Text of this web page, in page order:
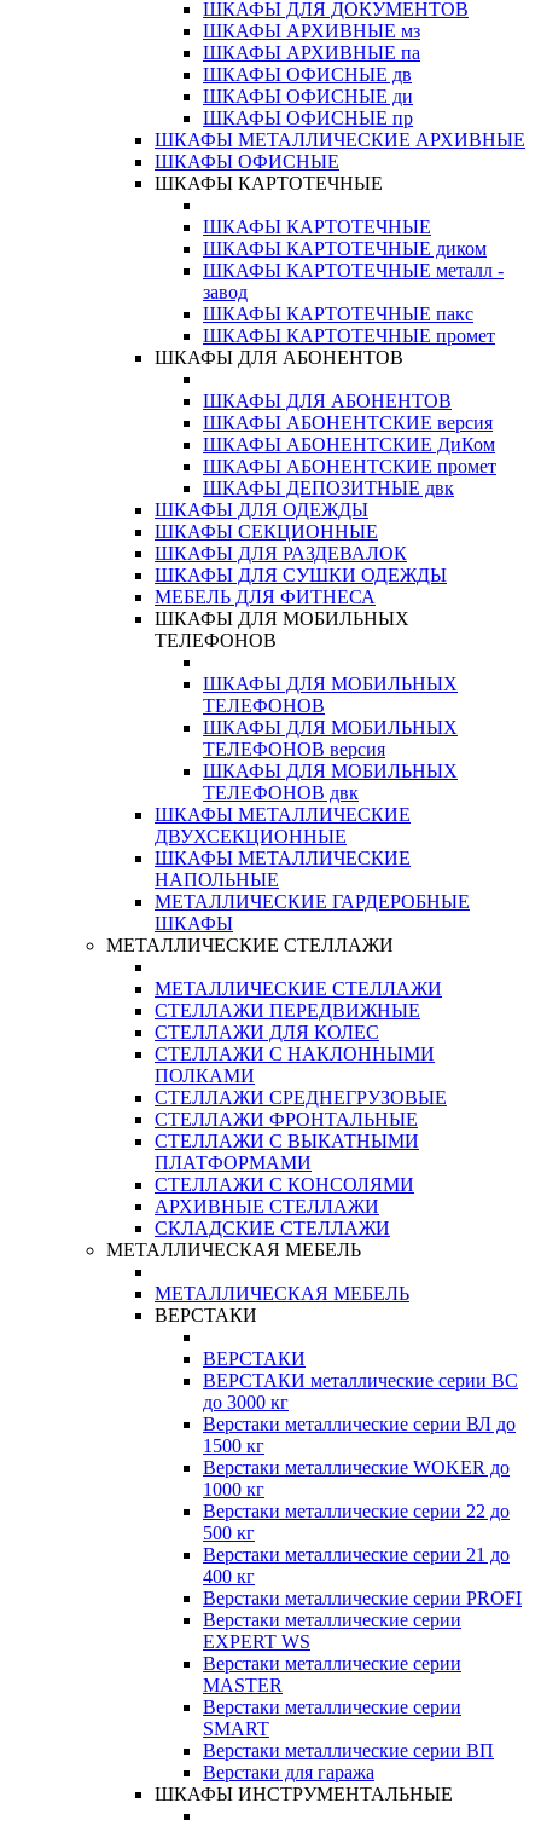
ШКАФЫ ДЛЯ ДОКУМЕНТОВ
ШКАФЫ АРХИВНЫЕ мз
ШКАФЫ АРХИВНЫЕ па
ШКАФЫ ОФИСНЫЕ дв
ШКАФЫ ОФИСНЫЕ ди
ШКАФЫ ОФИСНЫЕ пр
ШКАФЫ МЕТАЛЛИЧЕСКИЕ АРХИВНЫЕ
ШКАФЫ ОФИСНЫЕ
ШКАФЫ КАРТОТЕЧНЫЕ
ШКАФЫ КАРТОТЕЧНЫЕ
ШКАФЫ КАРТОТЕЧНЫЕ диком
ШКАФЫ КАРТОТЕЧНЫЕ металл -
завод
ШКАФЫ КАРТОТЕЧНЫЕ пакс
ШКАФЫ КАРТОТЕЧНЫЕ промет
ШКАФЫ ДЛЯ АБОНЕНТОВ
ШКАФЫ ДЛЯ АБОНЕНТОВ
ШКАФЫ АБОНЕНТСКИЕ версия
ШКАФЫ АБОНЕНТСКИЕ ДиКом
ШКАФЫ АБОНЕНТСКИЕ промет
ШКАФЫ ДЕПОЗИТНЫЕ двк
ШКАФЫ ДЛЯ ОДЕЖДЫ
ШКАФЫ СЕКЦИОННЫЕ
ШКАФЫ ДЛЯ РАЗДЕВАЛОК
ШКАФЫ ДЛЯ СУШКИ ОДЕЖДЫ
МЕБЕЛЬ ДЛЯ ФИТНЕСА
ШКАФЫ ДЛЯ МОБИЛЬНЫХ
ТЕЛЕФОНОВ
ШКАФЫ ДЛЯ МОБИЛЬНЫХ
ТЕЛЕФОНОВ
ШКАФЫ ДЛЯ МОБИЛЬНЫХ
ТЕЛЕФОНОВ версия
ШКАФЫ ДЛЯ МОБИЛЬНЫХ
ТЕЛЕФОНОВ двк
ШКАФЫ МЕТАЛЛИЧЕСКИЕ
ДВУХСЕКЦИОННЫЕ
ШКАФЫ МЕТАЛЛИЧЕСКИЕ
НАПОЛЬНЫЕ
МЕТАЛЛИЧЕСКИЕ ГАРДЕРОБНЫЕ
ШКАФЫ
МЕТАЛЛИЧЕСКИЕ СТЕЛЛАЖИ
МЕТАЛЛИЧЕСКИЕ СТЕЛЛАЖИ
СТЕЛЛАЖИ ПЕРЕДВИЖНЫЕ
СТЕЛЛАЖИ ДЛЯ КОЛЕС
СТЕЛЛАЖИ С НАКЛОННЫМИ
ПОЛКАМИ
СТЕЛЛАЖИ СРЕДНЕГРУЗОВЫЕ
СТЕЛЛАЖИ ФРОНТАЛЬНЫЕ
СТЕЛЛАЖИ С ВЫКАТНЫМИ
ПЛАТФОРМАМИ
СТЕЛЛАЖИ С КОНСОЛЯМИ
АРХИВНЫЕ СТЕЛЛАЖИ
СКЛАДСКИЕ СТЕЛЛАЖИ
МЕТАЛЛИЧЕСКАЯ МЕБЕЛЬ
МЕТАЛЛИЧЕСКАЯ МЕБЕЛЬ
ВЕРСТАКИ
ВЕРСТАКИ
ВЕРСТАКИ металлические серии ВС
до 3000 кг
Верстаки металлические серии ВЛ до
1500 кг
Верстаки металлические WOKER до
1000 кг
Верстаки металлические серии 22 до
500 кг
Верстаки металлические серии 21 до
400 кг
Верстаки металлические серии PROFI
Верстаки металлические серии
EXPERT WS
Верстаки металлические серии
MASTER
Верстаки металлические серии
SMART
Верстаки металлические серии ВП
Верстаки для гаража
ШКАФЫ ИНСТРУМЕНТАЛЬНЫЕ